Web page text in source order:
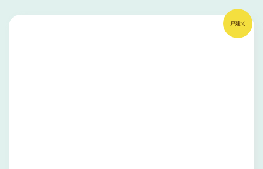
戸建て